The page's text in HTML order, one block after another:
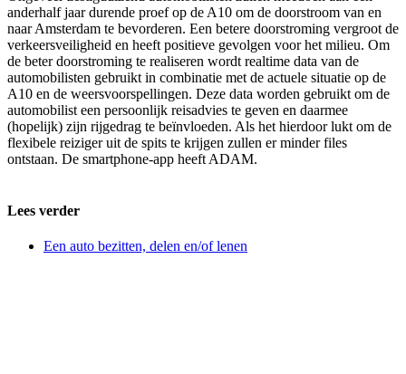
anderhalf jaar durende proef op de A10 om de doorstroom van en
naar Amsterdam te bevorderen. Een betere doorstroming vergroot de
verkeersveiligheid en heeft positieve gevolgen voor het milieu. Om
de beter doorstroming te realiseren wordt realtime data van de
automobilisten gebruikt in combinatie met de actuele situatie op de
A10 en de weersvoorspellingen. Deze data worden gebruikt om de
automobilist een persoonlijk reisadvies te geven en daarmee
(hopelijk) zijn rijgedrag te beïnvloeden. Als het hierdoor lukt om de
flexibele reiziger uit de spits te krijgen zullen er minder files
ontstaan. De smartphone-app heeft ADAM.
Lees verder
Een auto bezitten, delen en/of lenen